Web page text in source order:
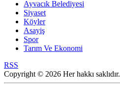
Ayvacık Belediyesi
Siyaset
Köyler
Asayiş
Spor
Tarım Ve Ekonomi
RSS
Copyright © 2026 Her hakkı saklıdır.